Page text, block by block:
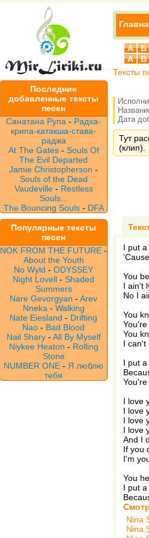
Последние
добавленные тексты
песен
Санатана Рупа - Радха-
крипа-катакша-става-
раджа
At The Gates- Souls Of
The Evil Departed
Jamie Christopherson -
Souls of the Dead
Vaudeville - Restless
Souls...
The Bouncing Souls- DFA
Популярные тексты
песен
NOK FROM THE FUTURE -
About the Youth
No Wyld - ODYSSEY
Night Lovell - Shaded
Summers
Nare Gevorgyan - Arev
Nneka - Walking
Nate Eiesland - Drifting
Nao - Bad Blood
Nail Shary- All By Myself
Niykee Heaton - Rolling
Stone
NUMBER ONE - Я люблю
тебя
А Б
A
B
Тексты
Дата
Тут
(клип).
I put
You
I ain't
No I
You
You
I can't
I put
I love
I love
I love
I love
And I
If you
I'm
You
I put
Nina
Nina